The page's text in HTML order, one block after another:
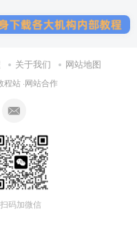
关于我们 网站地图
程站 ·网站合作
扫码加微信